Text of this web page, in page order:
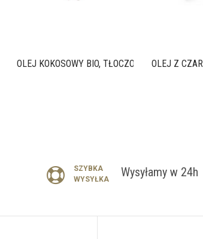
OLEJ KOKOSOWY BIO, TŁOCZONY NA...OLEJ Z
SZYBKA
WYSYŁKA
Wysyłamy w 24h